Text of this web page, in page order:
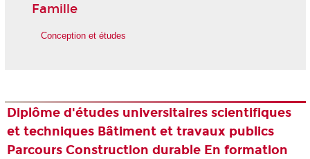
Famille
Conception et études
Diplôme d'études universitaires scientifiques
et techniques Bâtiment et travaux publics
Parcours Construction durable En formation